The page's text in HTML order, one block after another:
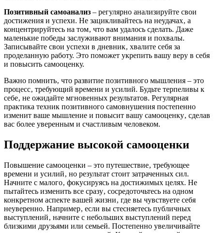
Позитивный самоанализ – регулярно анализируйте свои
достижения и успехи. Не зацикливайтесь на неудачах‚ а
концентрируйтесь на том‚ что вам удалось сделать. Даже
маленькие победы заслуживают внимания и похвалы.
Записывайте свои успехи в дневник‚ хвалите себя за
проделанную работу. Это поможет укрепить вашу веру в себя
и повысить самооценку.
Важно помнить‚ что развитие позитивного мышления – это
процесс‚ требующий времени и усилий. Будьте терпеливы к
себе‚ не ожидайте мгновенных результатов. Регулярная
практика техник позитивного самовнушения постепенно
изменит ваше мышление и повысит вашу самооценку‚ сделав
вас более уверенным и счастливым человеком.
Поддержание высокой самооценки
Повышение самооценки – это путешествие‚ требующее
времени и усилий‚ но результат стоит затраченных сил.
Начните с малого‚ фокусируясь на достижимых целях. Не
пытайтесь изменить все сразу‚ сосредоточьтесь на одном
конкретном аспекте вашей жизни‚ где вы чувствуете себя
неуверенно. Например‚ если вы стесняетесь публичных
выступлений‚ начните с небольших выступлений перед
близкими друзьями или семьей. Постепенно увеличивайте